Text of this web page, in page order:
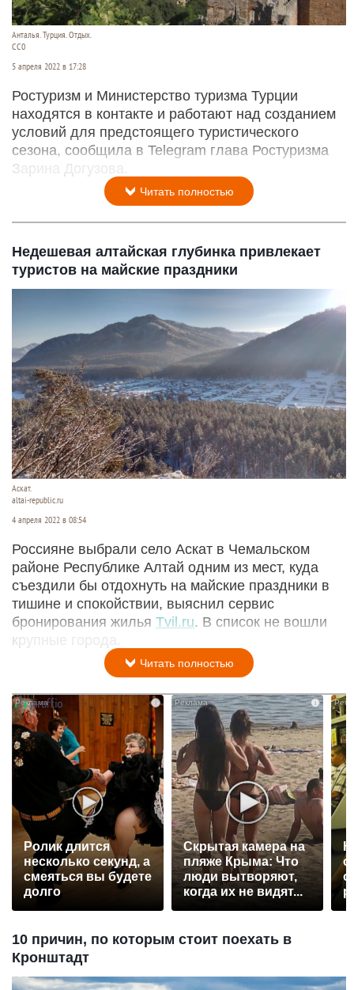
Анталья. Турция. Отдых.
СС0
5 апреля 2022 в 17:28
Ростуризм и Министерство туризма Турции
находятся в контакте и работают над созданием
условий для предстоящего туристического
сезона, сообщила в Telegram глава Ростуризма
Зарина Догузова.
Читать полностью
Недешевая алтайская глубинка привлекает
туристов на майские праздники
Аскат.
altai-republic.ru
4 апреля 2022 в 08:54
Россияне выбрали село Аскат в Чемальском
районе Республике Алтай одним из мест, куда
съездили бы отдохнуть на майские праздники в
тишине и спокойствии, выяснил сервис
бронирования жилья Tvil.ru. В список не вошли
крупные города.
Читать полностью
Ролик длится
несколько секунд, а
смеяться вы будете
долго
i
Скрытая камера на
пляже Крыма: Что
люди вытворяют,
когда их не видят...
10 причин, по которым стоит поехать в
Кронштадт